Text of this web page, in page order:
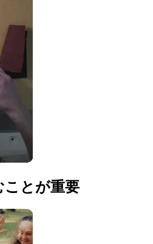
ことが重要